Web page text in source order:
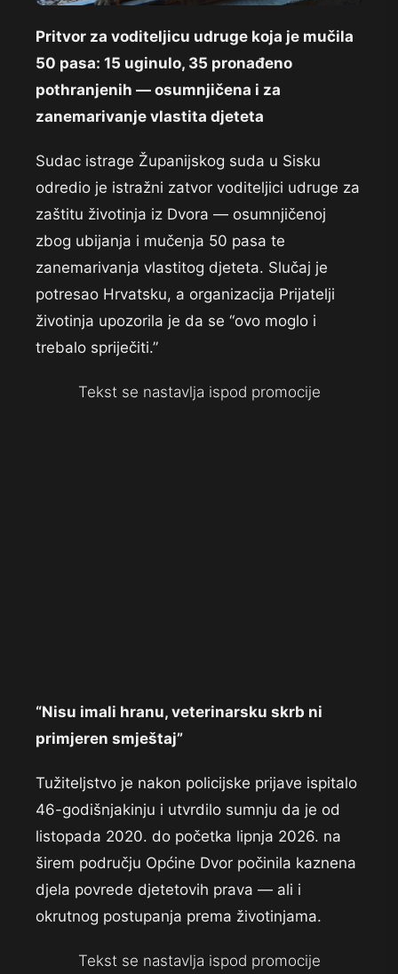
Pritvor za voditeljicu udruge koja je mučila
50 pasa: 15 uginulo, 35 pronađeno
pothranjenih — osumnjičena i za
zanemarivanje vlastita djeteta
Sudac istrage Županijskog suda u Sisku
odredio je istražni zatvor voditeljici udruge za
zaštitu životinja iz Dvora — osumnjičenoj
zbog ubijanja i mučenja 50 pasa te
zanemarivanja vlastitog djeteta. Slučaj je
potresao Hrvatsku, a organizacija Prijatelji
životinja upozorila je da se “ovo moglo i
trebalo spriječiti.”
Tekst se nastavlja ispod promocije
“Nisu imali hranu, veterinarsku skrb ni
primjeren smještaj”
Tužiteljstvo je nakon policijske prijave ispitalo
46-godišnjakinju i utvrdilo sumnju da je od
listopada 2020. do početka lipnja 2026. na
širem području Općine Dvor počinila kaznena
djela povrede djetetovih prava — ali i
okrutnog postupanja prema životinjama.
Tekst se nastavlja ispod promocije